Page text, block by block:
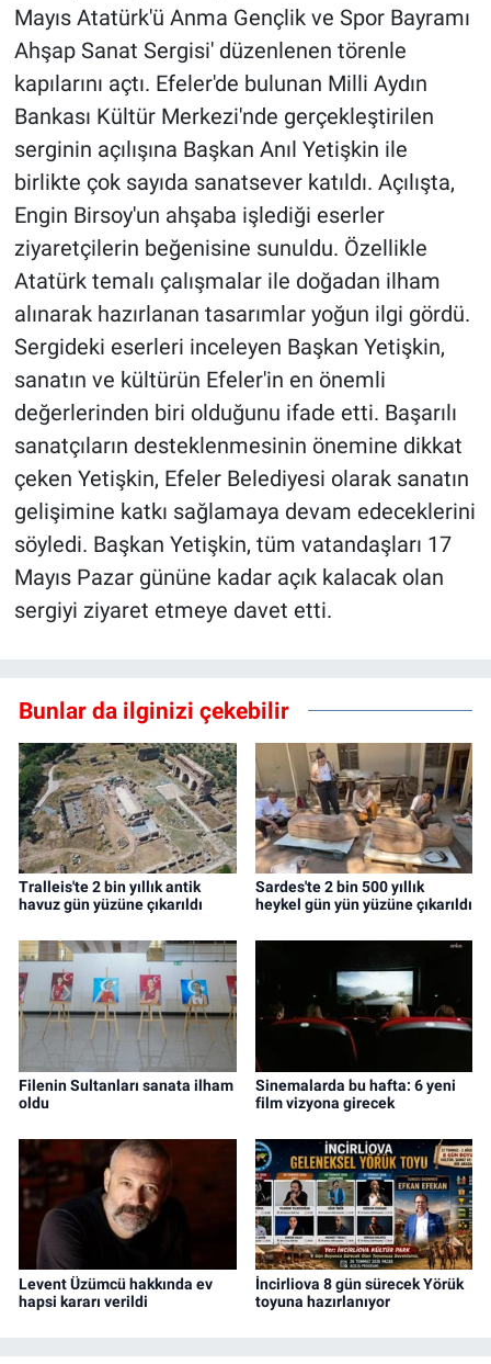
Mayıs Atatürk'ü Anma Gençlik ve Spor Bayramı
Ahşap Sanat Sergisi' düzenlenen törenle
kapılarını açtı. Efeler'de bulunan Milli Aydın
Bankası Kültür Merkezi'nde gerçekleştirilen
serginin açılışına Başkan Anıl Yetişkin ile
birlikte çok sayıda sanatsever katıldı. Açılışta,
Engin Birsoy'un ahşaba işlediği eserler
ziyaretçilerin beğenisine sunuldu. Özellikle
Atatürk temalı çalışmalar ile doğadan ilham
alınarak hazırlanan tasarımlar yoğun ilgi gördü.
Sergideki eserleri inceleyen Başkan Yetişkin,
sanatın ve kültürün Efeler'in en önemli
değerlerinden biri olduğunu ifade etti. Başarılı
sanatçıların desteklenmesinin önemine dikkat
çeken Yetişkin, Efeler Belediyesi olarak sanatın
gelişimine katkı sağlamaya devam edeceklerini
söyledi. Başkan Yetişkin, tüm vatandaşları 17
Mayıs Pazar gününe kadar açık kalacak olan
sergiyi ziyaret etmeye davet etti.
Bunlar da ilginizi çekebilir
Tralleis'te 2 bin yıllık antik
havuz gün yüzüne çıkarıldı
Sardes'te 2 bin 500 yıllık
heykel gün yün yüzüne çıkarıldı
Filenin Sultanları sanata ilham
oldu
Sinemalarda bu hafta: 6 yeni
film vizyona girecek
Levent Üzümcü hakkında ev
hapsi kararı verildi
İncirliova 8 gün sürecek Yörük
toyuna hazırlanıyor